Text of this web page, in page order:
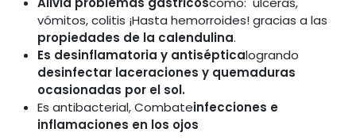
vómitos, colitis ¡Hasta hemorroides! gracias a las
propiedades de la calendulina.
Es desinflamatoria y antisépticalogrando
desinfectar laceraciones y quemaduras
ocasionadas por el sol.
Es antibacterial, Combateinfecciones e
inflamaciones en los ojos